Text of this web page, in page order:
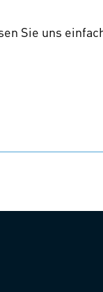
Sie uns